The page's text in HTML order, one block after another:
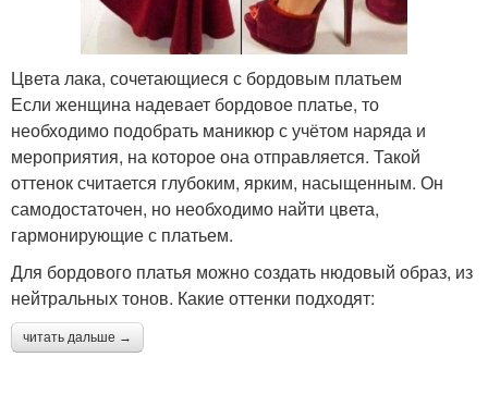
Цвета лака, сочетающиеся с бордовым платьем
Если женщина надевает бордовое платье, то
необходимо подобрать маникюр с учётом наряда и
мероприятия, на которое она отправляется. Такой
оттенок считается глубоким, ярким, насыщенным. Он
самодостаточен, но необходимо найти цвета,
гармонирующие с платьем.
Для бордового платья можно создать нюдовый образ, из
нейтральных тонов. Какие оттенки подходят:
читать дальше →